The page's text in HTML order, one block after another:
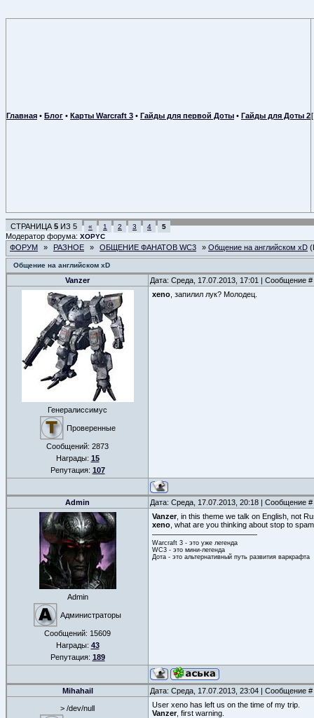
Главная • Блог • Карты Warcraft 3 • Гайды для первой Доты • Гайды для Доты 2
СТРАНИЦА 5 ИЗ 5 « 1 2 3 4 5
Модератор форума: XOPYC
ФОРУМ » РАЗНОЕ » ОБЩЕНИЕ ФАНАТОВ WC3 » Общение на английском xD
Общение на английском xD
Vanzer Дата: Среда, 17.07.2013, 17:01 | Сообщение #
Генералиссимус
Проверенные
Сообщений: 2873
Награды: 15
Репутация: 107
xeno , запилил лук? Молодец.
Admin Дата: Среда, 17.07.2013, 20:18 | Сообщение #
Admin
Администраторы
Сообщений: 15609
Награды: 43
Репутация: 189
Vanzer, in this theme we talk on English, not
xeno , what are you thinking about stop to
Warcraft 3 - это уже легенда
WC3 - это мини-легенда
Дота - это альтернативный путь развития варкрафта
Mihahail Дата: Среда, 17.07.2013, 23:04 | Сообщение #
> /dev/null
User xeno has left us on the time of my trip.
Vanzer, first warning.